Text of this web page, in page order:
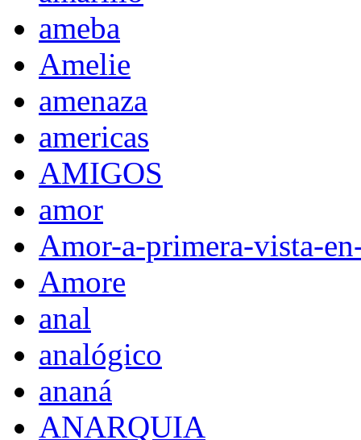
ameba
Amelie
amenaza
americas
AMIGOS
amor
Amor-a-primera-vista-
Amore
anal
analógico
ananá
ANARQUIA